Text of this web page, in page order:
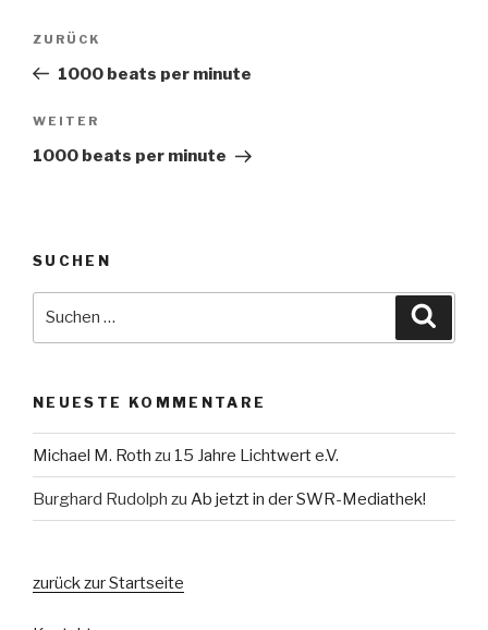
Beitragsnavigation
Vorheriger
Beitrag
ZURÜCK
1000 beats per minute
Nächster
Beitrag
WEITER
1000 beats per minute
SUCHEN
NEUESTE KOMMENTARE
Michael M. Roth zu 15 Jahre Lichtwert e.V.
Burghard Rudolph zu Ab jetzt in der SWR-Mediathek!
zurück zur Startseite